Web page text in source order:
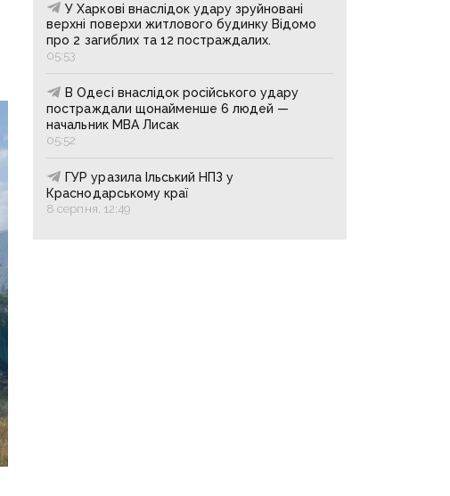
У Харкові внаслідок удару зруйновані
верхні поверхи житлового будинку Відомо
про 2 загиблих та 12 постраждалих.
05:53
В Одесі внаслідок російського удару
постраждали щонайменше 6 людей —
начальник МВА Лисак
05:52
ГУР уразила Ільський НПЗ у
Краснодарському краї
8 серпня, 12:49